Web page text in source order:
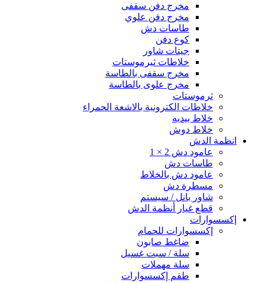
مخرج دفن سقفى
مخرج دفن علوي
طاسات دش
كوع دفن
جيتات شاور
خلاطات ثيرموستات
مخرج سقفى بالطاسة
مخرج علوى بالطاسة
ثرموستات
خلاطات الكترونية بالاشعة الحمراء
خلاط بيديه
خلاط دوش
انظمة الدش
عامود دش 2 × 1
طاسات دش
عامود دش بالخلاط
مسطرة دش
شاور بانل / سيستم
قطع غيار أنظمة الدش
إكسسوارات
إكسسوارات للحمام
ضاغط صابون
سلة / سبت غسيل
سلة مهملات
طقم إكسسوارات